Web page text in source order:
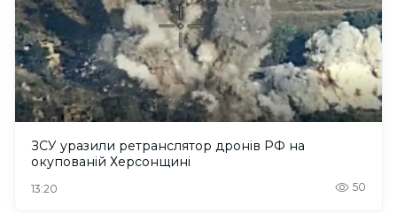
ЗСУ уразили ретранслятор дронів РФ на
окупованій Херсонщині
13:20 50